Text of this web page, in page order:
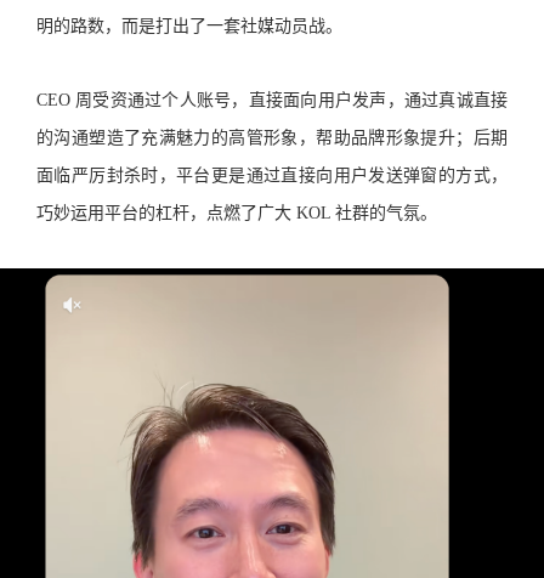
明的路数，而是打出了一套社媒动员战。
CEO 周受资通过个人账号，直接面向用户发声，通过真诚直接
的沟通塑造了充满魅力的高管形象，帮助品牌形象提升；后期
面临严厉封杀时，平台更是通过直接向用户发送弹窗的方式，
巧妙运用平台的杠杆，点燃了广大 KOL 社群的气氛。